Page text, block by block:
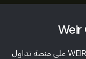
قم بإنشاء حساب eToro لشراء سهم WEIR.L على منصة تداول